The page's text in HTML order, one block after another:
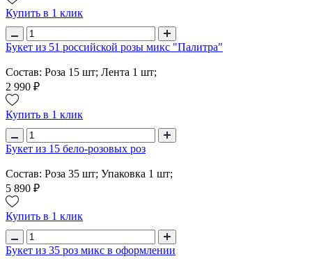
Купить в 1 клик
Букет из 51 российской розы микс "Палитра"
Состав: Роза 15 шт; Лента 1 шт;
2 990 ₽
Купить в 1 клик
Букет из 15 бело-розовых роз
Состав: Роза 35 шт; Упаковка 1 шт;
5 890 ₽
Купить в 1 клик
Букет из 35 роз микс в оформлении